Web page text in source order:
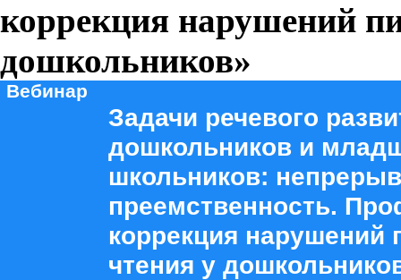
коррекция нарушений
дошкольников»
Вебинар
Задачи речевого
дошкольников и
школьников:
преемственность.
коррекция нарушений
чтения у